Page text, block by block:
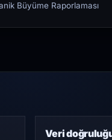
Büyüme Raporlaması
Veri